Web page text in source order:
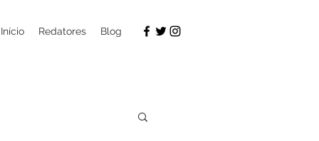
Início Redatores Blog